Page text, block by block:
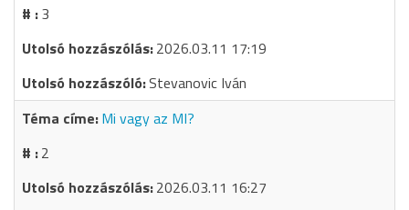
3
2026.03.11 17:19
Stevanovic Iván
Mi vagy az MI?
2
2026.03.11 16:27